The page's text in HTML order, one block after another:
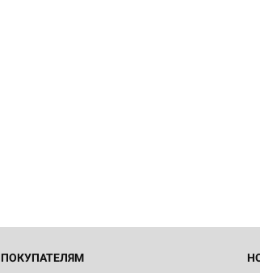
ПОКУПАТЕЛЯМ